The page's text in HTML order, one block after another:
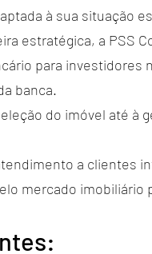
à sua situação
estratégica, a PSS
para investidores
banca.
do imóvel até à
a clientes
mercado imobiliário